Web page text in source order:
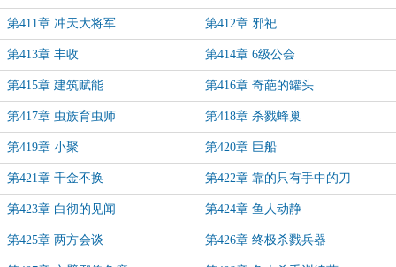
第411章 冲天大将军 第412章 邪祀
第413章 丰收 第414章 6级公会
第415章 建筑赋能 第416章 奇葩的罐头
第417章 虫族育虫师 第418章 杀戮蜂巢
第419章 小聚 第420章 巨船
第421章 千金不换 第422章 靠的只有手中的刀
第423章 白彻的见闻 第424章 鱼人动静
第425章 两方会谈 第426章 终极杀戮兵器